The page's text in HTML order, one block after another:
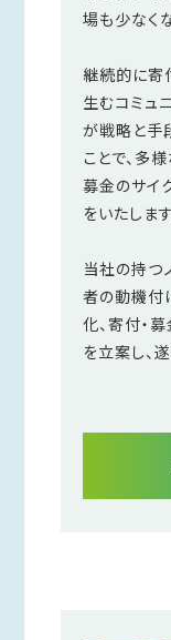
場も少なく
継続的に寄
生むコミュ
が戦略と手
ことで、多
募金のサイ
をいたします
当社の持つ
者の動機付
化、寄付・
を立案し、